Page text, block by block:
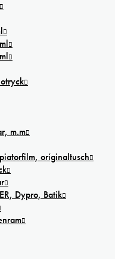
m.m
oríginaltusch
Dypro, Batik